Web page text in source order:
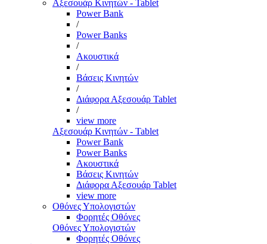
Αξεσουάρ Κινητών - Tablet
Power Bank
/
Power Banks
/
Ακουστικά
/
Βάσεις Κινητών
/
Διάφορα Αξεσουάρ Tablet
/
view more
Αξεσουάρ Κινητών - Tablet
Power Bank
Power Banks
Ακουστικά
Βάσεις Κινητών
Διάφορα Αξεσουάρ Tablet
view more
Οθόνες Υπολογιστών
Φορητές Οθόνες
Οθόνες Υπολογιστών
Φορητές Οθόνες